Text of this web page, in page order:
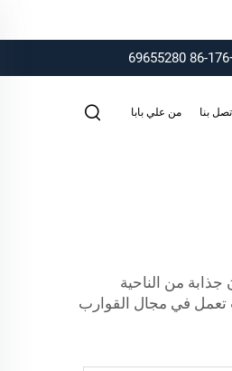
+86-
اتصل بنا من علي بابا
من الناحية
تعمل في مجال القوارب